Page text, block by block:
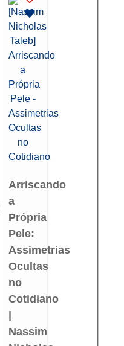
Arriscando
a
Própria
Pele:
Assimetrias
Ocultas
no
Cotidiano
|
Nassim